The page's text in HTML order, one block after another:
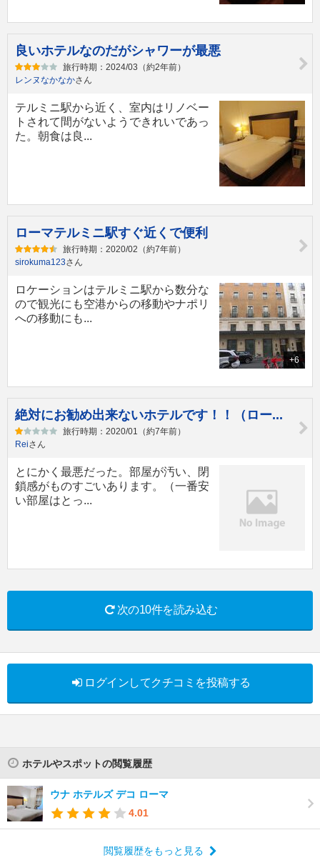
良いホテルなのだがシャワーが最悪
旅行時期：2024/03（約2年前）
レンヌなかなかさん
テルミニ駅から近く、室内はリノベー
トされて間がないようできれいであっ
た。朝食は良...
ローマテルミニ駅すぐ近くで便利
旅行時期：2020/02（約7年前）
sirokuma123さん
+6
ロケーションはテルミニ駅から数分な
ので観光にも空港からの移動やナポリ
への移動にも...
絶対にお勧め出来ないホテルです！！（ロー...
旅行時期：2020/01（約7年前）
Reiさん
とにかく最悪だった。部屋が汚い、閉
鎖感がものすごいあります。（一番安
い部屋はとっ...
次の10件を読み込む
ログインしてクチコミを投稿する
ホテルやスポットの閲覧履歴
ウナ ホテルズ デコ ローマ
4.01
閲覧履歴をもっと見る